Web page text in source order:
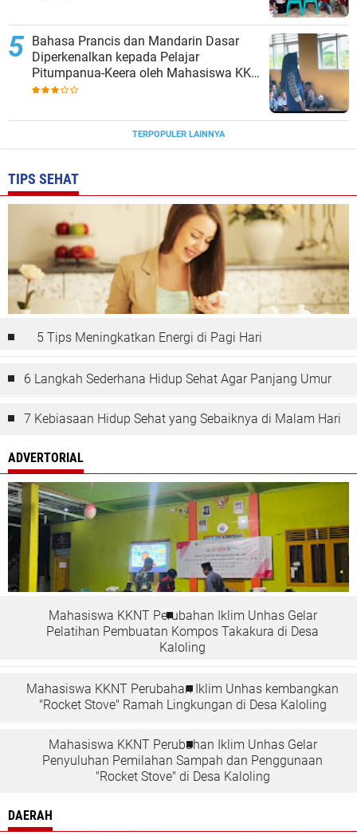
Bahasa Prancis dan Mandarin Dasar
Diperkenalkan kepada Pelajar
Pitumpanua-Keera oleh Mahasiswa KKN
Unhas di Wajo
TERPOPULER LAINNYA
TIPS SEHAT
5 Tips Meningkatkan Energi di Pagi Hari
6 Langkah Sederhana Hidup Sehat Agar Panjang Umur
7 Kebiasaan Hidup Sehat yang Sebaiknya di Malam Hari
ADVERTORIAL
Mahasiswa KKNT Perubahan Iklim Unhas Gelar
Pelatihan Pembuatan Kompos Takakura di Desa
Kaloling
Mahasiswa KKNT Perubahan Iklim Unhas kembangkan
"Rocket Stove" Ramah Lingkungan di Desa Kaloling
Mahasiswa KKNT Perubahan Iklim Unhas Gelar
Penyuluhan Pemilahan Sampah dan Penggunaan
"Rocket Stove" di Desa Kaloling
DAERAH